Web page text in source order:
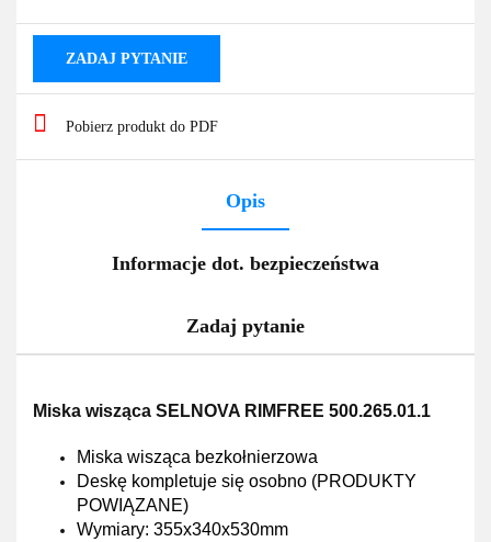
ZADAJ PYTANIE
Pobierz produkt do PDF
Opis
Informacje dot. bezpieczeństwa
Zadaj pytanie
Miska wisząca SELNOVA RIMFREE 500.265.01.1
Miska wisząca bezkołnierzowa
Deskę kompletuje się osobno (PRODUKTY
POWIĄZANE)
Wymiary: 355x340x530mm